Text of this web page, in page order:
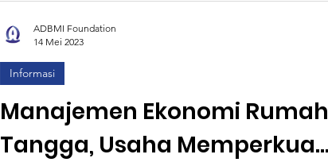
Manajemen Ekonomi Rumah
Tangga, Usaha Memperkuat
Informasi
ADBMI Foundation
14 Mei 2023